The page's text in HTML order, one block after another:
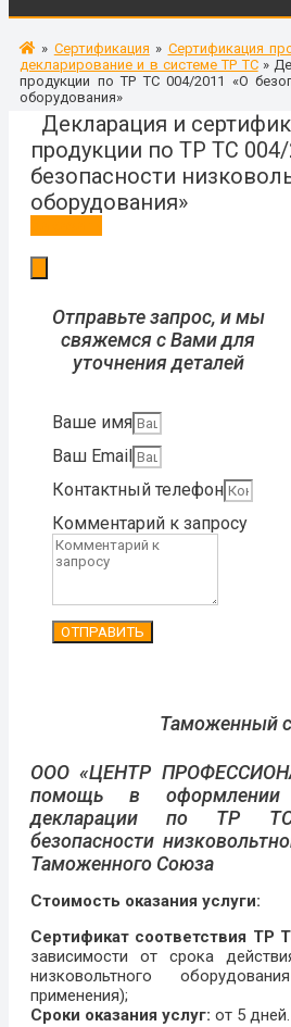
» Сертификация » Сертификация
декларирование и в системе ТР ТС»
продукции по ТР ТС 004/2011 «О
оборудования»
Декларация и
продукции по ТР ТС 004/
безопасности
оборудования»
Отправьте запрос, и мы
свяжемся с Вами для
уточнения деталей
Ваше имя
Ваш Email
Контактный телефон
Комментарий к запросу
ОТПРАВИТЬ
Таможенный
ООО «ЦЕНТР
помощь в оформлении
декларации по ТР
безопасности
Таможенного Союза
Стоимость оказания услуги:
Сертификат соответствия ТР
зависимости от срока
низковольтного
применения);
Сроки оказания услуг: от 5 дней.